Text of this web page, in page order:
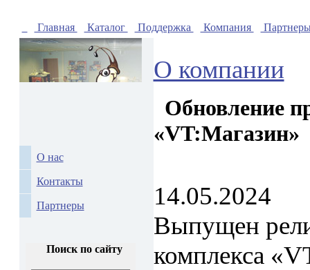
Главная Каталог Поддержка Компания
О нас
Контакты
Партнеры
Поиск по сайту
О компании
Обновление
«VT:Магазин»
14.05.2024
Выпущен
комплекса